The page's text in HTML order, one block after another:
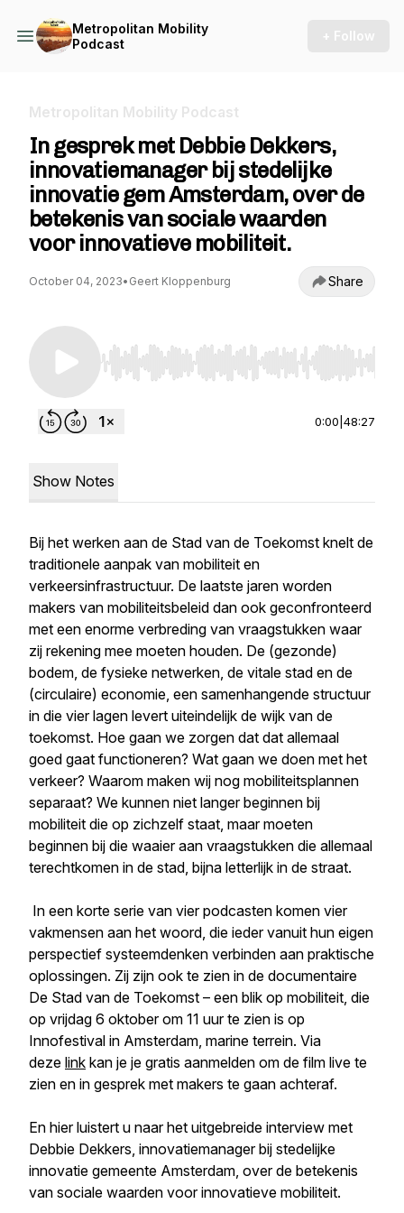
Metropolitan Mobility
Podcast
+ Follow
Metropolitan Mobility Podcast
In gesprek met Debbie Dekkers,
innovatiemanager bij stedelijke
innovatie gem Amsterdam, over de
betekenis van sociale waarden
voor innovatieve mobiliteit.
October 04, 2023• Geert Kloppenburg Share
Use Left/Right to seek, Home/End to jump to
0:00 48:27
Show Notes
Bij het werken aan de Stad van de Toekomst knelt de
traditionele aanpak van mobiliteit en
verkeersinfrastructuur. De laatste jaren worden
makers van mobiliteitsbeleid dan ook geconfronteerd
met een enorme verbreding van vraagstukken waar
zij rekening mee moeten houden. De (gezonde)
bodem, de fysieke netwerken, de vitale stad en de
(circulaire) economie, een samenhangende structuur
in die vier lagen levert uiteindelijk de wijk van de
toekomst. Hoe gaan we zorgen dat dat allemaal
goed gaat functioneren? Wat gaan we doen met het
verkeer? Waarom maken wij nog mobiliteitsplannen
separaat? We kunnen niet langer beginnen bij
mobiliteit die op zichzelf staat, maar moeten
beginnen bij die waaier aan vraagstukken die allemaal
terechtkomen in de stad, bijna letterlijk in de straat.
In een korte serie van vier podcasten komen vier
vakmensen aan het woord, die ieder vanuit hun eigen
perspectief systeemdenken verbinden aan praktische
oplossingen. Zij zijn ook te zien in de documentaire
De Stad van de Toekomst – een blik op mobiliteit, die
op vrijdag 6 oktober om 11 uur te zien is op
Innofestival in Amsterdam, marine terrein. Via
deze link kan je je gratis aanmelden om de film live te
zien en in gesprek met makers te gaan achteraf.
En hier luistert u naar het uitgebreide interview met
Debbie Dekkers, innovatiemanager bij stedelijke
innovatie gemeente Amsterdam, over de betekenis
van sociale waarden voor innovatieve mobiliteit.